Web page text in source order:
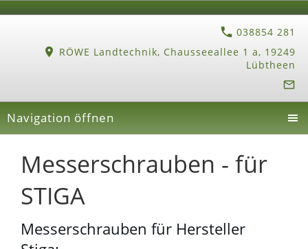
038854 281
RÖWE Landtechnik, Chausseeallee 1 a, 19249
Lübtheen
Navigation öffnen
Messerschrauben - für
STIGA
Messerschrauben für Hersteller